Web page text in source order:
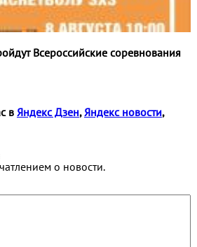
Всероссийские соревнования
в Яндекс Дзен, Яндекс новости,
о новости.